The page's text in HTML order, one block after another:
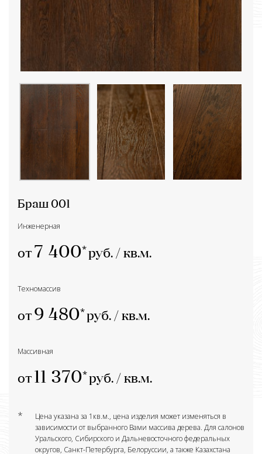
Браш 001
Инженерная
от7 400 руб. / кв.м.
Техномассив
от9 480 руб. / кв.м.
Массивная
от11 370 руб. / кв.м.
*
Цена указана за 1кв.м., цена изделия может изменяться в
зависимости от выбранного Вами массива дерева. Для салонов
Уральского, Сибирского и Дальневосточного федеральных
округов, Санкт-Петербурга, Белоруссии, а также Казахстана